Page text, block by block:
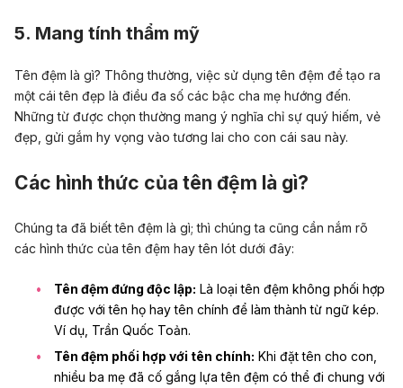
5. Mang tính thẩm mỹ
Tên đệm là gì? Thông thường, việc sử dụng tên đệm để tạo ra
một cái tên đẹp là điều đa số các bậc cha mẹ hướng đến.
Những từ được chọn thường mang ý nghĩa chỉ sự quý hiếm, vẻ
đẹp, gửi gắm hy vọng vào tương lai cho con cái sau này.
Các hình thức của tên đệm là gì?
Chúng ta đã biết tên đệm là gì; thì chúng ta cũng cần nắm rõ
các hình thức của tên đệm hay tên lót dưới đây:
Tên đệm đứng độc lập: Là loại tên đệm không phối hợp
được với tên họ hay tên chính để làm thành từ ngữ kép.
Ví dụ, Trần Quốc Toản.
Tên đệm phối hợp với tên chính: Khi đặt tên cho con,
nhiều ba mẹ đã cố gắng lựa tên đệm có thể đi chung với